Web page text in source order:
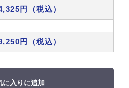
円（税込）
円（税込）
に入りに追加